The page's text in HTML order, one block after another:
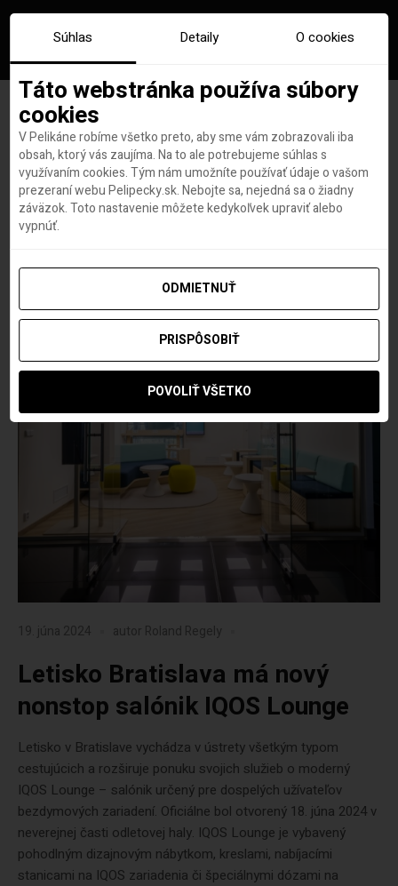
Značka:mastercard
19. júna 2024 autor Roland Regely
Letisko Bratislava má nový
nonstop salónik IQOS Lounge
Letisko v Bratislave vychádza v ústrety všetkým typom
cestujúcich a rozširuje ponuku svojich služieb o moderný
IQOS Lounge – salónik určený pre dospelých užívateľov
bezdymových zariadení. Oficiálne bol otvorený 18. júna 2024 v
neverejnej časti odletovej haly. IQOS Lounge je vybavený
pohodlným dizajnovým nábytkom, kreslami, nabíjacími
stanicami na IQOS zariadenia či špeciálnymi dózami na
Súhlas Detaily O cookies
Táto webstránka používa súbory
cookies
V Pelikáne robíme všetko preto, aby sme vám zobrazovali iba
obsah, ktorý vás zaujíma. Na to ale potrebujeme súhlas s
využívaním cookies. Tým nám umožníte používať údaje o vašom
prezeraní webu Pelipecky.sk. Nebojte sa, nejedná sa o žiadny
záväzok. Toto nastavenie môžete kedykoľvek upraviť alebo
vypnúť.
ODMIETNUŤ
PRISPÔSOBIŤ
POVOLIŤ VŠETKO